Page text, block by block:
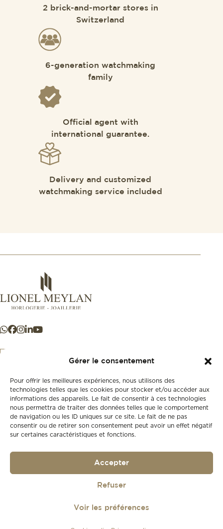
Gérer le consentement
Pour offrir les meilleures expériences, nous utilisons des
technologies telles que les cookies pour stocker et/ou accéder aux
informations des appareils. Le fait de consentir à ces technologies
nous permettra de traiter des données telles que le comportement
de navigation ou les ID uniques sur ce site. Le fait de ne pas
consentir ou de retirer son consentement peut avoir un effet négatif
sur certaines caractéristiques et fonctions.
Accepter
Refuser
Voir les préférences
2 brick-and-mortar stores in
Switzerland
6-generation watchmaking
family
Official agent with
international guarantee.
Delivery and customized
watchmaking service included
New
Second-hand
Our history
Gift card
+41 21 925 50 50